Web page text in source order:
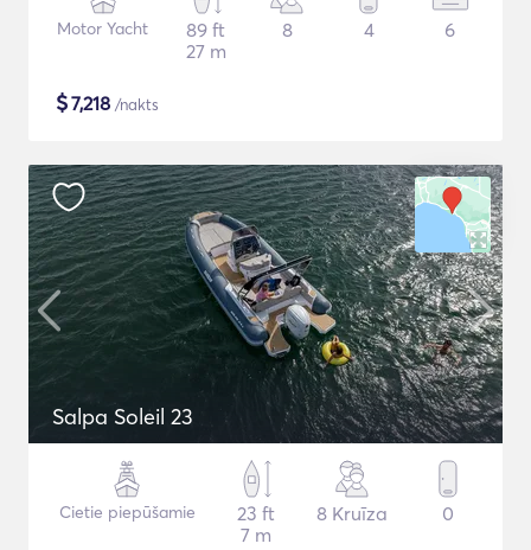
Motor Yacht
89 ft
27 m
8 4 6
$7,218 /nakts
Salpa Soleil 23
Cietie piepūšamie
23 ft
7 m
8 Kruīza 0